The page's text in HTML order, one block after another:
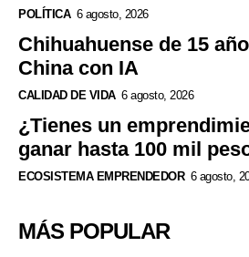
POLÍTICA 6 agosto, 2026
Chihuahuense de 15
China con IA
CALIDAD DE VIDA 6 agosto, 2026
¿Tienes un
ganar hasta 100 mil
ECOSISTEMA EMPRENDEDOR 6 agosto,
MÁS POPULAR